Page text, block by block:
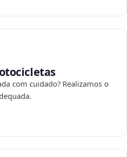
com cuidado? Realizamos o